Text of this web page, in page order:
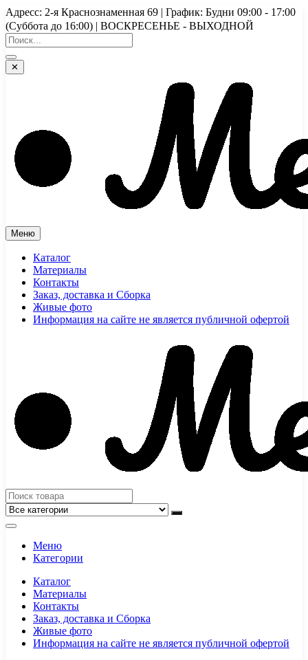
Перейти
к
содержимому
Адресс: 2-я Краснознаменная 69 | График: Будни 09:00 - 17:00
(Суббота до 16:00) | ВОСКРЕСЕНЬЕ - ВЫХОДНОЙ
✕
Меню
Каталог
Материалы
Контакты
Заказ, доставка и Сборка
Живые фото
Информация на сайте не является публичной офертой
Меню
Категории
Каталог
Материалы
Контакты
Заказ, доставка и Сборка
Живые фото
Информация на сайте не является публичной офертой